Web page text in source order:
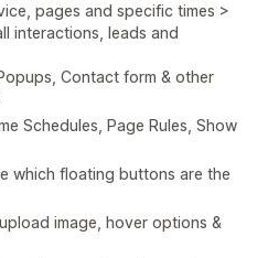
pages and specific times >
interactions, leads and
Contact form & other
Schedules, Page Rules, Show
which floating buttons are the
image, hover options &